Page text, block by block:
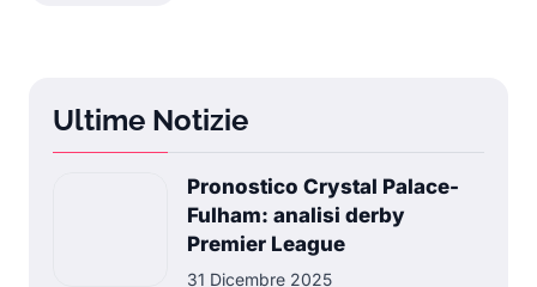
Ultime Notizie
Pronostico Crystal Palace-
Fulham: analisi derby
Premier League
31 Dicembre 2025